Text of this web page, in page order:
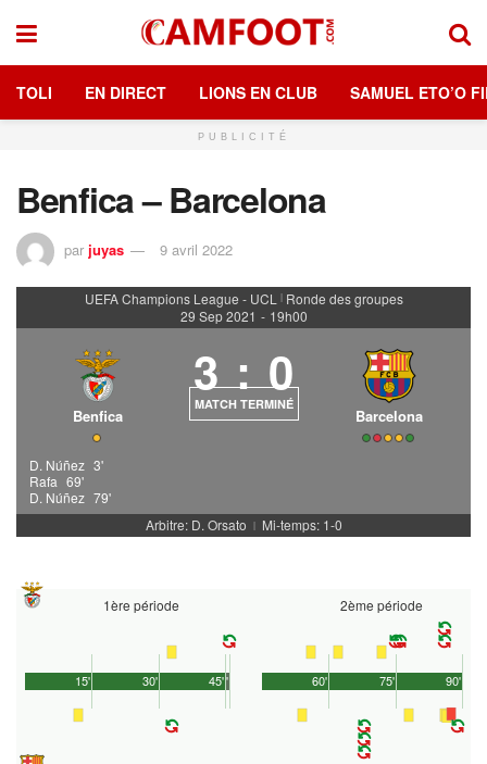
TOLI EN DIRECT LIONS EN CLUB SAMUEL ETO’O
PUBLICITÉ
Benfica – Barcelona
par juyas 9 avril 2022
UEFA Champions League - UCL | Ronde des groupes
29 Sep 2021 - 19h00
Benfica
3 : 0
MATCH TERMINÉ
Barcelona
D. Núñez 3'
Rafa 69'
D. Núñez 79'
Arbitre: D. Orsato
| Mi-temps: 1-0
1ère période
45'
15' 30' 1'
2ème période
90'
60' 75'